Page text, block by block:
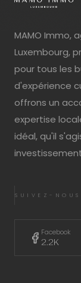
MAMO Immo,
Luxembourg,
pour tous les
d'expérience
offrons un
expertise
idéal, qu'il
SUIVEZ-NOUS
Facebook
2.2K